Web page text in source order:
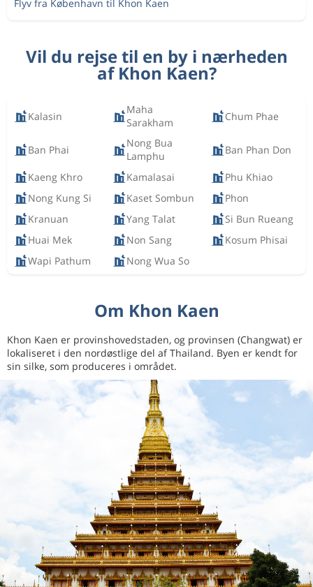
Flyv fra København til Khon Kaen
Vil du rejse til en by i nærheden
af Khon Kaen?
Kalasin
Maha
Sarakham
Chum Phae
Ban Phai
Nong Bua
Lamphu
Ban Phan Don
Kaeng Khro Kamalasai
Phu Khiao
Nong Kung Si
Kaset Sombun
Phon
Kranuan
Yang Talat
Si Bun Rueang
Huai Mek
Non Sang
Kosum Phisai
Wapi Pathum
Nong Wua So
Om Khon Kaen
Khon Kaen er provinshovedstaden, og provinsen (Changwat) er
lokaliseret i den nordøstlige del af Thailand. Byen er kendt for
sin silke, som produceres i området.